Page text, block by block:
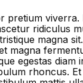
pretium viverra.
ridiculus
magna
magna
egestas diam
rhoncus.